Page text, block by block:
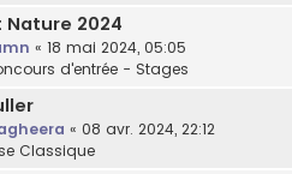
Nature 2024
« 18 mai 2024, 05:05
d'entrée - Stages
« 08 avr. 2024, 22:12
Classique